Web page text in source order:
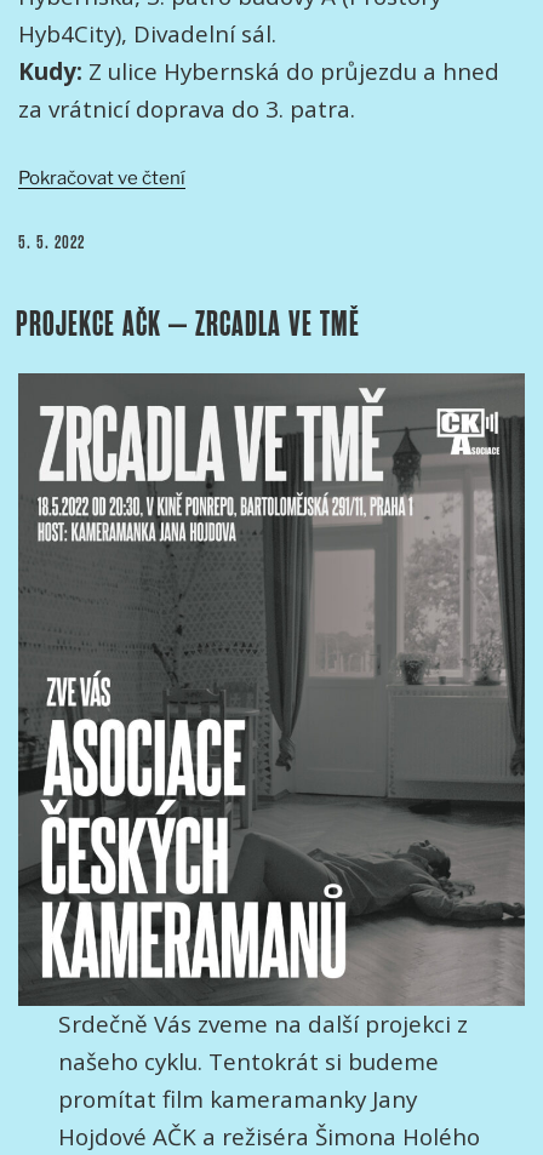
Hyb4City), Divadelní sál.
Kudy: Z ulice Hybernská do průjezdu a hned
za vrátnicí doprava do 3. patra.
Pokračovat ve čtení„Andrej
PUBLIKOVÁNO
5. 5. 2022
PROJEKCE AČK – ZRCADLA VE TMĚ
Srdečně Vás zveme na další projekci z
našeho cyklu. Tentokrát si budeme
promítat film kameramanky Jany
Hojdové AČK a režiséra Šimona Holého